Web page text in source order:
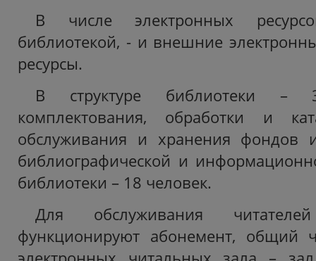
В числе электронных
библиотекой, - и внешние
ресурсы.
В структуре библиотеки –
комплектования, обработки и
обслуживания и хранения фондов
библиографической и
библиотеки – 18 человек.
Для обслуживания
функционируют абонемент, общий